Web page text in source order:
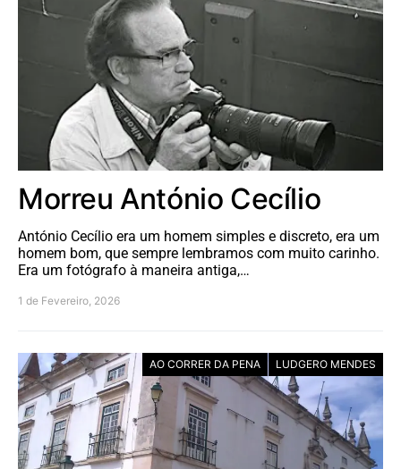
Morreu António Cecílio
António Cecílio era um homem simples e discreto, era um
homem bom, que sempre lembramos com muito carinho.
Era um fotógrafo à maneira antiga,…
1 de Fevereiro, 2026
AO CORRER DA PENA LUDGERO MENDES